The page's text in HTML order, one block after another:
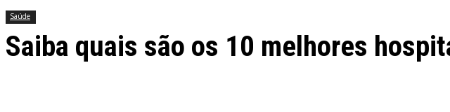
Saúde
Saiba quais são os 10 melhores